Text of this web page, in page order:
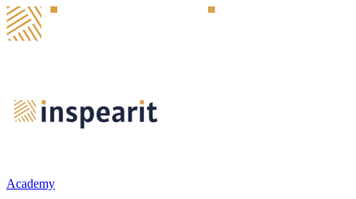
Academy